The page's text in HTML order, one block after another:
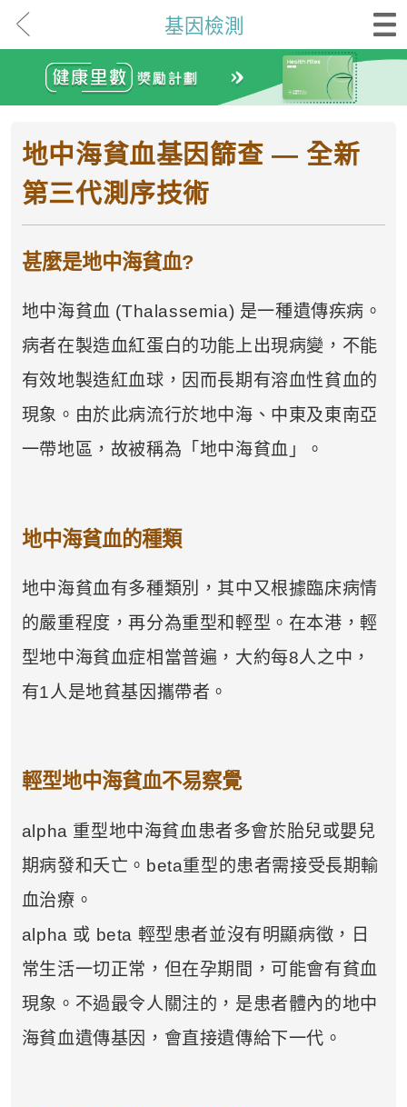
基因檢測
地中海貧血基因篩查 — 全新
第三代測序技術
甚麼是地中海貧血?
地中海貧血 (Thalassemia) 是一種遺傳疾病。
病者在製造血紅蛋白的功能上出現病變，不能
有效地製造紅血球，因而長期有溶血性貧血的
現象。由於此病流行於地中海、中東及東南亞
一帶地區，故被稱為「地中海貧血」。
地中海貧血的種類
地中海貧血有多種類別，其中又根據臨床病情
的嚴重程度，再分為重型和輕型。在本港，輕
型地中海貧血症相當普遍，大約每8人之中，
有1人是地貧基因攜帶者。
輕型地中海貧血不易察覺
alpha 重型地中海貧血患者多會於胎兒或嬰兒
期病發和夭亡。beta重型的患者需接受長期輸
血治療。
alpha 或 beta 輕型患者並沒有明顯病徵，日
常生活一切正常，但在孕期間，可能會有貧血
現象。不過最令人關注的，是患者體內的地中
海貧血遺傳基因，會直接遺傳給下一代。